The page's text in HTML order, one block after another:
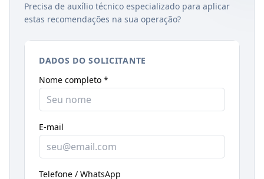
Precisa de auxílio técnico especializado para aplicar
estas recomendações na sua operação?
DADOS DO SOLICITANTE
Nome completo *
E-mail
Telefone / WhatsApp